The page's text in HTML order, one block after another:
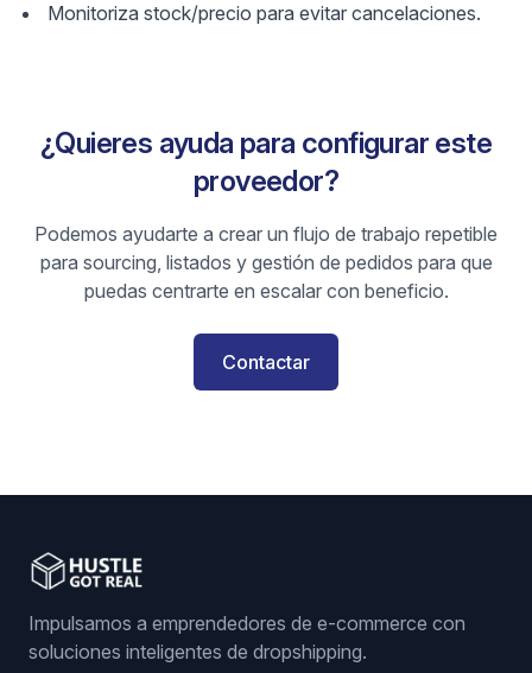
Monitoriza stock/precio para evitar cancelaciones.
¿Quieres ayuda para configurar este
proveedor?
Podemos ayudarte a crear un flujo de trabajo repetible
para sourcing, listados y gestión de pedidos para que
puedas centrarte en escalar con beneficio.
Contactar
Impulsamos a emprendedores de e-commerce con
soluciones inteligentes de dropshipping.